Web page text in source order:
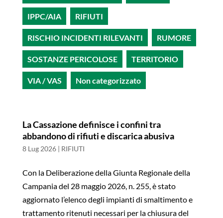
IPPC/AIA RIFIUTI
RISCHIO INCIDENTI RILEVANTI RUMORE
SOSTANZE PERICOLOSE TERRITORIO
VIA / VAS Non categorizzato
La Cassazione definisce i confini tra
abbandono di rifiuti e discarica abusiva
8 Lug 2026| RIFIUTI
Con la Deliberazione della Giunta Regionale della
Campania del 28 maggio 2026, n. 255, è stato
aggiornato l’elenco degli impianti di smaltimento e
trattamento ritenuti necessari per la chiusura del